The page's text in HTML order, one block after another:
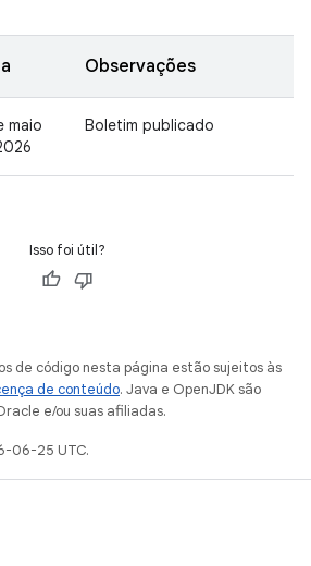
Observações
maio
Boletim publicado
Isso foi útil?
de código nesta página estão sujeitos às
de conteúdo. Java e OpenJDK são
e/ou suas afiliadas.
06-25 UTC.